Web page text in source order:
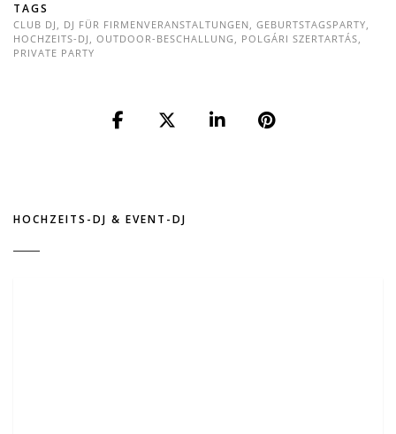
TAGS
CLUB DJ , DJ FÜR FIRMENVERANSTALTUNGEN, GEBURTSTAGSPARTY,
HOCHZEITS-DJ , OUTDOOR-BESCHALLUNG , POLGÁRI SZERTARTÁS,
PRIVATE PARTY
HOCHZEITS-DJ & EVENT-DJ